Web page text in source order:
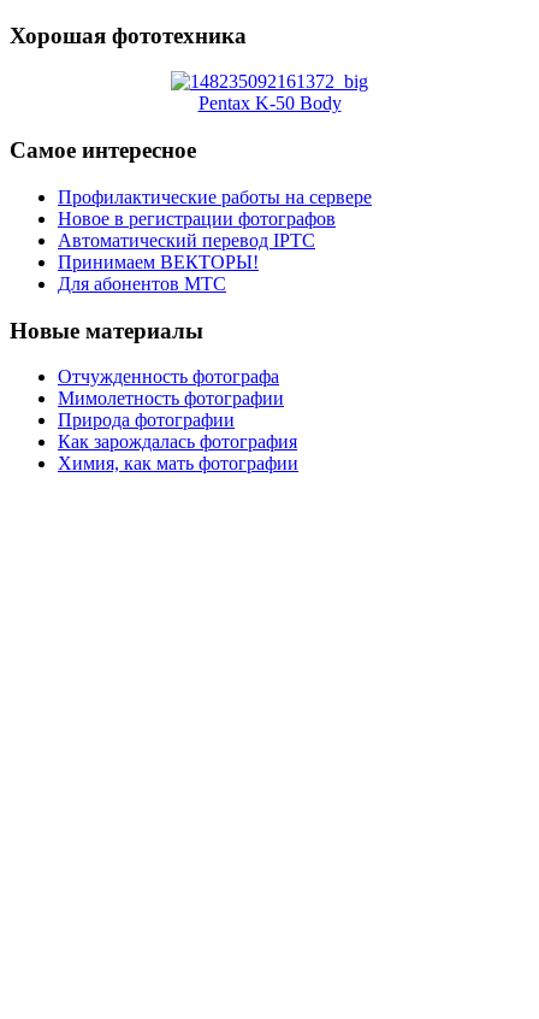
Хорошая фототехника
Pentax K-50 Body
Самое интересное
Профилактические работы на сервере
Новое в регистрации фотографов
Автоматический перевод IPTC
Принимаем ВЕКТОРЫ!
Для абонентов МТС
Новые материалы
Отчужденность фотографа
Мимолетность фотографии
Природа фотографии
Как зарождалась фотография
Химия, как мать фотографии